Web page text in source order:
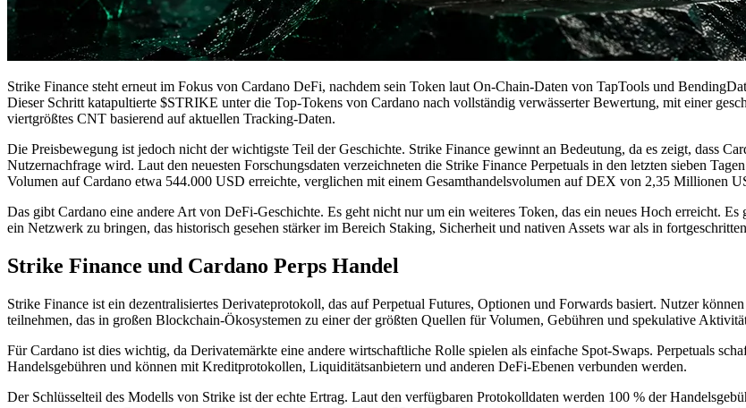
Strike Finance steht erneut im Fokus von Cardano DeFi, nachdem sein Token laut On-Chain-Daten von TapTools und
Dieser Schritt katapultierte $STRIKE unter die Top-Tokens von Cardano nach vollständig verwässerter Bewertung, mit einer
viertgrößtes CNT basierend auf aktuellen Tracking-Daten.
Die Preisbewegung ist jedoch nicht der wichtigste Teil der Geschichte. Strike Finance gewinnt an Bedeutung, da es zeigt, dass
Nutzernachfrage wird. Laut den neuesten Forschungsdaten verzeichneten die Strike Finance Perpetuals in den letzten sieben
Volumen auf Cardano etwa 544.000 USD erreichte, verglichen mit einem Gesamthandelsvolumen auf DEX von 2,35 Millionen
Das gibt Cardano eine andere Art von DeFi-Geschichte. Es geht nicht nur um ein weiteres Token, das ein neues Hoch erreicht.
ein Netzwerk zu bringen, das historisch gesehen stärker im Bereich Staking, Sicherheit und nativen Assets war als in
Strike Finance und Cardano Perps Handel
Strike Finance ist ein dezentralisiertes Derivateprotokoll, das auf Perpetual Futures, Optionen und Forwards basiert. Nutzer
teilnehmen, das in großen Blockchain-Ökosystemen zu einer der größten Quellen für Volumen, Gebühren und spekulative
Für Cardano ist dies wichtig, da Derivatemärkte eine andere wirtschaftliche Rolle spielen als einfache Spot-Swaps. Perpetuals
Handelsgebühren und können mit Kreditprotokollen, Liquiditätsanbietern und anderen DeFi-Ebenen verbunden werden.
Der Schlüsselteil des Modells von Strike ist der echte Ertrag. Laut den verfügbaren Protokolldaten werden 100 % der